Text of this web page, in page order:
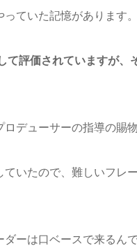
ていた記憶があります。
評価されていますが、
デューサーの指導の賜
いたので、難しいフレ
ーは口ベースで来るん